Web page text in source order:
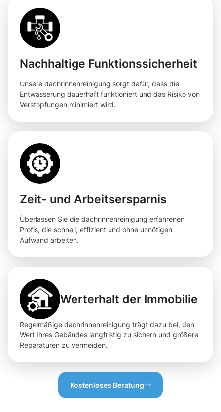
Nachhaltige Funktionssicherheit
Unsere dachrinnenreinigung sorgt dafür, dass die
Entwässerung dauerhaft funktioniert und das Risiko von
Verstopfungen minimiert wird.
Zeit- und Arbeitsersparnis
Überlassen Sie die dachrinnenreinigung erfahrenen
Profis, die schnell, effizient und ohne unnötigen
Aufwand arbeiten.
Werterhalt der Immobilie
Regelmäßige dachrinnenreinigung trägt dazu bei, den
Wert Ihres Gebäudes langfristig zu sichern und größere
Reparaturen zu vermeiden.
Kostenloses Beratung